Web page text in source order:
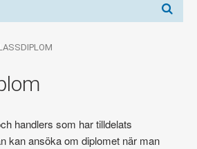
handlers som har tilldelats
kan ansöka om diplomet när man